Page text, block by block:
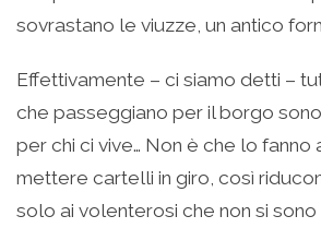
sovrastano le viuzze, un antico
Effettivamente – ci siamo detti –
che passeggiano per il borgo
per chi ci vive… Non è che lo fanno
mettere cartelli in giro, così
solo ai volenterosi che non si sono